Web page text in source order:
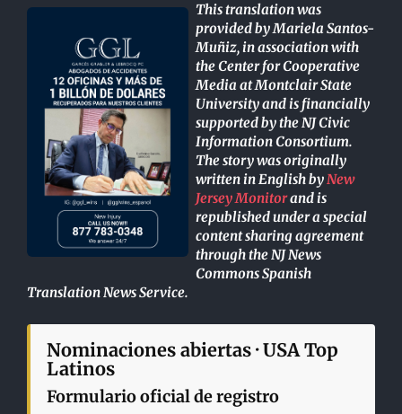
This translation was
provided by Mariela Santos-
Muñiz, in association with
the Center for Cooperative
Media at Montclair State
University and is financially
supported by the NJ Civic
Information Consortium.
The story was originally
written in English byNew
Jersey Monitorand is
republished under a special
content sharing agreement
through the NJ News
Commons Spanish
Translation News Service.
Nominaciones abiertas · USA Top
Latinos
Formulario oficial de registro